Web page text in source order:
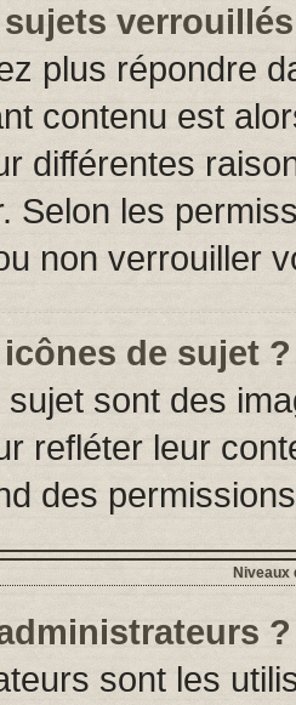
plus répondre
contenu est
différentes
Selon les
non verrouiller
de sujet ?
sont des
refléter leur
des
Niveaux
?
sont les